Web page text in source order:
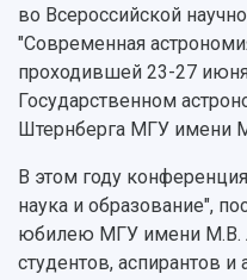
Ученый совет
Ректорат
Кадровый резерв
Персоналии
Сотрудники и
Заслуженные
Структура
Газета "Самарский
Мы в соцсетях
Подкасты
Просветительский
Дополнительное
Институты и
Образовательные
Профессорско-
Расписание занятий
Стипендии
Научные проекты и
Аспирантура и
Справочные
Научная
Научно-
Структурная схема
во Всероссийской
"Современная
проходившей 23-27
Государственном
Штернберга МГУ имени
В этом году
наука и образование",
юбилею МГУ имени М.В.
студентов, аспирантов